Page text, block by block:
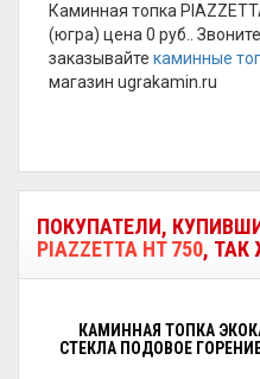
Каминная топка
(югра) цена 0 руб..
заказывайте каминные
магазин ugrakamin.ru
ПОКУПАТЕЛИ,
PIAZZETTA HT 750, ТАК
КАМИННАЯ ТОПКА
СТЕКЛА ПОДОВОЕ